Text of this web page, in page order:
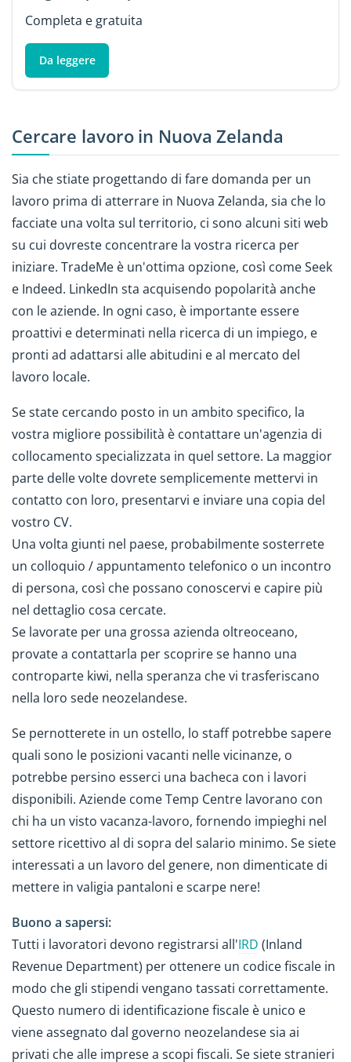
Completa e gratuita
Da leggere
Cercare lavoro in Nuova Zelanda
Sia che stiate progettando di fare domanda per un
lavoro prima di atterrare in Nuova Zelanda, sia che lo
facciate una volta sul territorio, ci sono alcuni siti web
su cui dovreste concentrare la vostra ricerca per
iniziare. TradeMe è un'ottima opzione, così come Seek
e Indeed. LinkedIn sta acquisendo popolarità anche
con le aziende. In ogni caso, è importante essere
proattivi e determinati nella ricerca di un impiego, e
pronti ad adattarsi alle abitudini e al mercato del
lavoro locale.
Se state cercando posto in un ambito specifico, la
vostra migliore possibilità è contattare un'agenzia di
collocamento specializzata in quel settore. La maggior
parte delle volte dovrete semplicemente mettervi in
contatto con loro, presentarvi e inviare una copia del
vostro CV.
Una volta giunti nel paese, probabilmente sosterrete
un colloquio / appuntamento telefonico o un incontro
di persona, così che possano conoscervi e capire più
nel dettaglio cosa cercate.
Se lavorate per una grossa azienda oltreoceano,
provate a contattarla per scoprire se hanno una
controparte kiwi, nella speranza che vi trasferiscano
nella loro sede neozelandese.
Se pernotterete in un ostello, lo staff potrebbe sapere
quali sono le posizioni vacanti nelle vicinanze, o
potrebbe persino esserci una bacheca con i lavori
disponibili. Aziende come Temp Centre lavorano con
chi ha un visto vacanza-lavoro, fornendo impieghi nel
settore ricettivo al di sopra del salario minimo. Se siete
interessati a un lavoro del genere, non dimenticate di
mettere in valigia pantaloni e scarpe nere!
Buono a sapersi:
Tutti i lavoratori devono registrarsi all'IRD (Inland
Revenue Department) per ottenere un codice fiscale in
modo che gli stipendi vengano tassati correttamente.
Questo numero di identificazione fiscale è unico e
viene assegnato dal governo neozelandese sia ai
privati che alle imprese a scopi fiscali. Se siete stranieri